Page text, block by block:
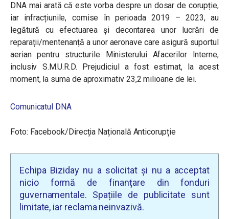
DNA mai arată că este vorba despre un dosar de corupție,
iar infracțiunile, comise în perioada 2019 – 2023, au
legătură cu efectuarea și decontarea unor lucrări de
reparații/mentenanță a unor aeronave care asigură suportul
aerian pentru structurile Ministerului Afacerilor Interne,
inclusiv S.M.U.R.D. Prejudiciul a fost estimat, la acest
moment, la suma de aproximativ 23,2 milioane de lei.
Comunicatul DNA
Foto: Facebook/Direcția Națională Anticorupție
Echipa Biziday nu a solicitat și nu a acceptat
nicio formă de finanțare din fonduri
guvernamentale. Spațiile de publicitate sunt
limitate, iar reclama neinvazivă.